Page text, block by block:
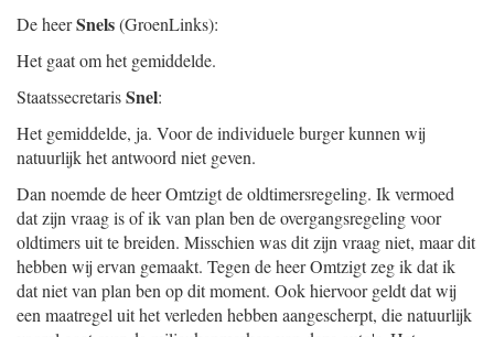
De heerSnels(GroenLinks):
Het gaat om het gemiddelde.
StaatssecretarisSnel:
Het gemiddelde, ja. Voor de individuele burger kunnen wij
natuurlijk het antwoord niet geven.
Dan noemde de heer Omtzigt de oldtimersregeling. Ik vermoed
dat zijn vraag is of ik van plan ben de overgangsregeling voor
oldtimers uit te breiden. Misschien was dit zijn vraag niet, maar dit
hebben wij ervan gemaakt. Tegen de heer Omtzigt zeg ik dat ik
dat niet van plan ben op dit moment. Ook hiervoor geldt dat wij
een maatregel uit het verleden hebben aangescherpt, die natuurlijk